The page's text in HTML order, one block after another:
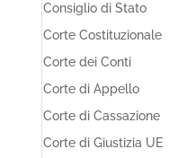
Consiglio di Stato
Corte Costituzionale
Corte dei Conti
Corte di Appello
Corte di Cassazione
Corte di Giustizia UE